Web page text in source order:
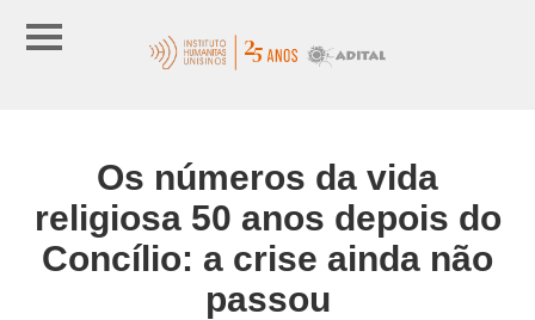
Os números da vida
religiosa 50 anos depois do
Concílio: a crise ainda não
passou